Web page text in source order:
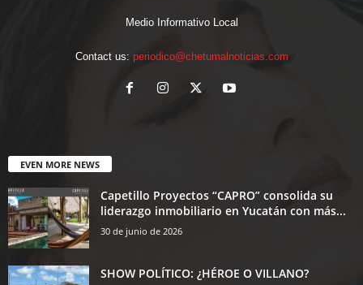
Medio Informativo Local
Contact us: periodico@chetumalnoticias.com
EVEN MORE NEWS
Capetillo Proyectos “CAPRO” consolida su
liderazgo inmobiliario en Yucatán con más...
30 de junio de 2026
SHOW POLÍTICO: ¿HÉROE O VILLANO?